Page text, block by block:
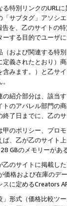
特別リンクのURL
サブタグ」アソシ
を、乙のサイトの
する目的でユーザ
および関連する特
定義されたとおり
みます。）と乙サ
紹介部分は、該当
のアパレル部門の
了日までに、乙の
のポリシー、プロ
、乙が乙のサイト
GBのメモリーがあ
のサイトに掲載し
格および在庫の
スに定めるCreators
形式（価格比較ツ